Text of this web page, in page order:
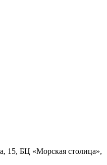
15, БЦ «Морская столица»,